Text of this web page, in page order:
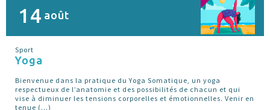
14 août
Sport
Yoga
Bienvenue dans la pratique du Yoga Somatique, un yoga
respectueux de l’anatomie et des possibilités de chacun et qui
vise à diminuer les tensions corporelles et émotionnelles. Venir en
tenue (…)